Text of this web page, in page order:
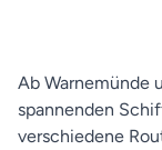
Ab Warnemünde
spannenden
verschiedene